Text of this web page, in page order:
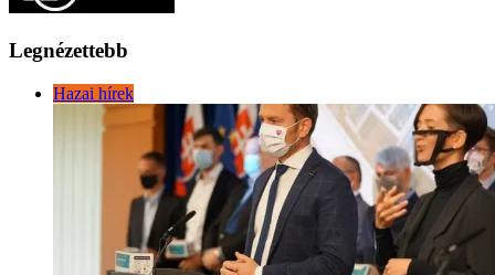
Legnézettebb
Hazai hírek